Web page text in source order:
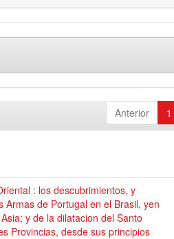
Anterior 1
: los descubrimientos, y
Armas de Portugal en el Brasil, yen
y de la dilatacion del Santo
Provincias, desde sus principios